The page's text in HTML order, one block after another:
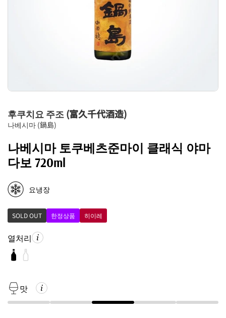
후쿠치요 주조 (富久千代酒造)
나베시마 (鍋島)
나베시마 토쿠베츠준마이 클래식 야마
다보 720ml
요냉장
SOLD OUT 한정상품 히이레
열처리
맛